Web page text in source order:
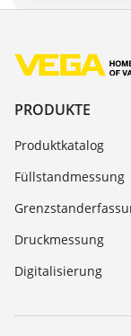
PRODUKTE
Produktkatalog
Füllstandmessung
Druckmessung
Digitalisierung